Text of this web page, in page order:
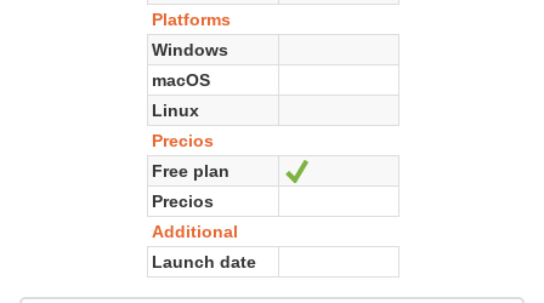
Platforms
Windows
macOS
Linux
Precios
Free plan
Precios
Additional
Launch date